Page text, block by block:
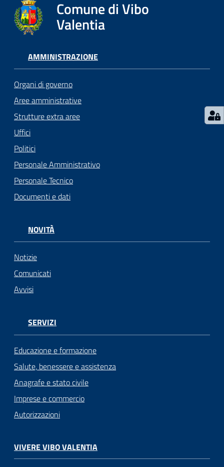
argomenti...
Seguici
su
Comune di Vibo
Valentia
AMMINISTRAZIONE
Organi di governo
Aree amministrative
Strutture extra aree
Uffici
Politici
Personale Amministrativo
Personale Tecnico
Documenti e dati
NOVITÀ
Notizie
Comunicati
Avvisi
SERVIZI
Educazione e formazione
Salute, benessere e assistenza
Anagrafe e stato civile
Imprese e commercio
Autorizzazioni
VIVERE VIBO VALENTIA